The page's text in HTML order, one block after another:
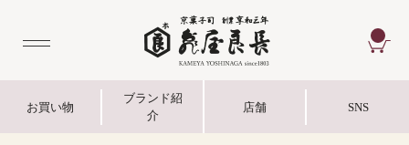
お買い物
ブランド紹
介
店舗 SNS